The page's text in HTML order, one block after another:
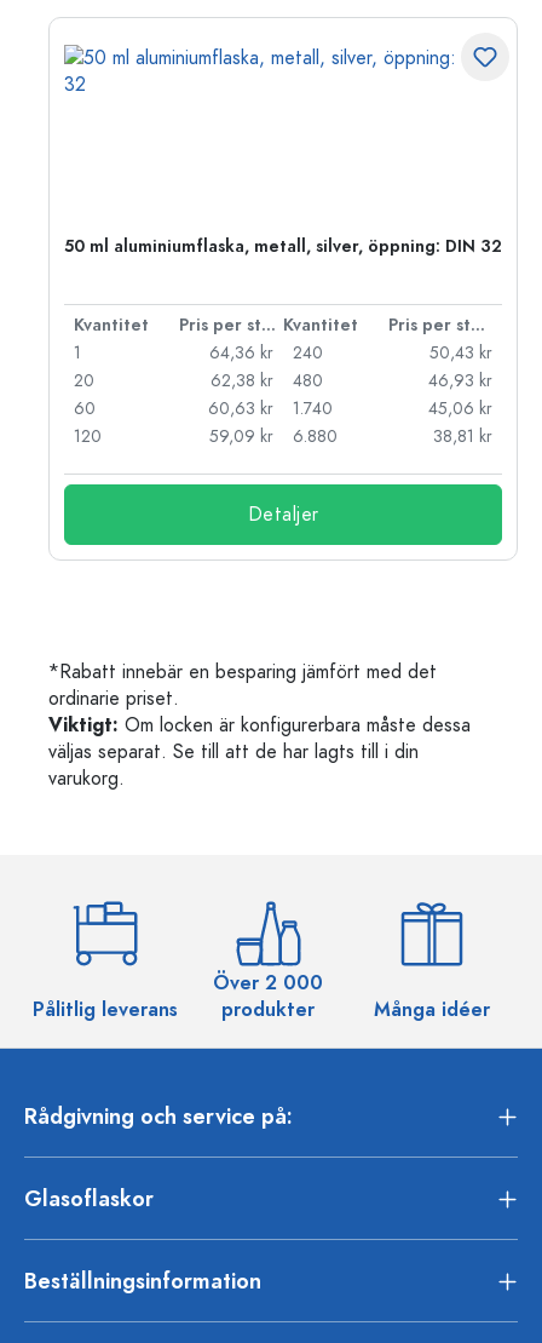
50 ml aluminiumflaska, metall, silver, öppning: DIN 32
Kvantitet Pris per styck Kvantitet
Pris per styck
1
64,36 kr
20
62,38 kr
60
60,63 kr
120
59,09 kr
240
50,43 kr
480
46,93 kr
1.740
45,06 kr
6.880
38,81 kr
Detaljer
*Rabatt innebär en besparing jämfört med det
ordinarie priset.
Viktigt: Om locken är konfigurerbara måste dessa
väljas separat. Se till att de har lagts till i din
varukorg.
Pålitlig leverans
Över 2 000
produkter
Många idéer
Rådgivning och service på:
Glasoflaskor
Beställningsinformation